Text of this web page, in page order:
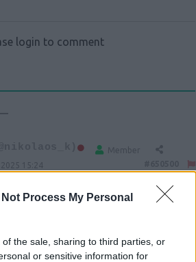
Not Process My Personal
the sale, sharing to third parties, or
or sensitive information for
login to comment
Member
2025 15:24